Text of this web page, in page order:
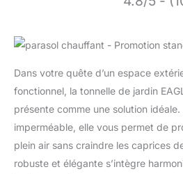
Dans votre quête d’un espace
fonctionnel, la tonnelle de jardin
présente comme une solution
imperméable, elle vous permet de
plein air sans craindre les caprices
robuste et élégante s’intègre